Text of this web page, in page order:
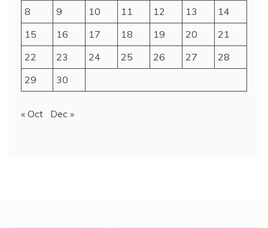
8
9 10 11 12 13
14
15
16 17 18 19 20
21
22
23 24 25 26 27
28
29
30
« Oct Dec »